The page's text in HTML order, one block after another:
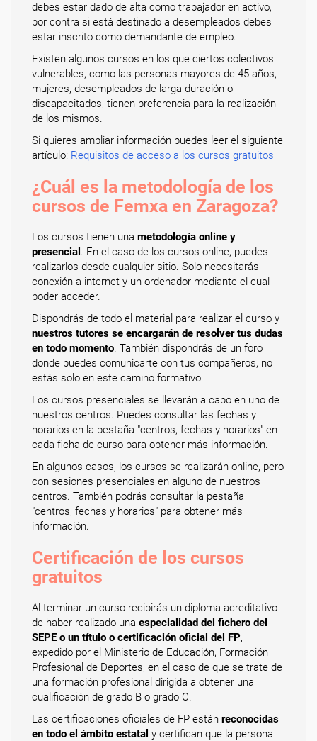
debes estar dado de alta como trabajador en activo,
por contra si está destinado a desempleados debes
estar inscrito como demandante de empleo.
Existen algunos cursos en los que ciertos colectivos
vulnerables, como las personas mayores de 45 años,
mujeres, desempleados de larga duración o
discapacitados, tienen preferencia para la realización
de los mismos.
Si quieres ampliar información puedes leer el siguiente
artículo: Requisitos de acceso a los cursos gratuitos
¿Cuál es la metodología de los
cursos de Femxa en Zaragoza?
Los cursos tienen una metodología online y
presencial . En el caso de los cursos online, puedes
realizarlos desde cualquier sitio. Solo necesitarás
conexión a internet y un ordenador mediante el cual
poder acceder.
Dispondrás de todo el material para realizar el curso y
nuestros tutores se encargarán de resolver tus dudas
en todo momento. También dispondrás de un foro
donde puedes comunicarte con tus compañeros, no
estás solo en este camino formativo.
Los cursos presenciales se llevarán a cabo en uno de
nuestros centros. Puedes consultar las fechas y
horarios en la pestaña "centros, fechas y horarios" en
cada ficha de curso para obtener más información.
En algunos casos, los cursos se realizarán online, pero
con sesiones presenciales en alguno de nuestros
centros. También podrás consultar la pestaña
"centros, fechas y horarios" para obtener más
información.
Certificación de los cursos
gratuitos
Al terminar un curso recibirás un diploma acreditativo
de haber realizado una especialidad del fichero del
SEPE o un título o certificación oficial del FP,
expedido por el Ministerio de Educación, Formación
Profesional de Deportes, en el caso de que se trate de
una formación profesional dirigida a obtener una
cualificación de grado B o grado C.
Las certificaciones oficiales de FP están reconocidas
en todo el ámbito estatal y certifican que la persona